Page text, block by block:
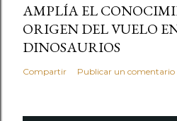
AMPLÍA EL
ORIGEN DEL VUELO
DINOSAURIOS
Compartir Publicar un comentario